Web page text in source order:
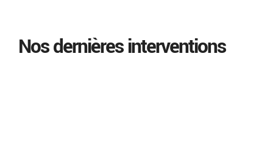
Nos dernières interventions